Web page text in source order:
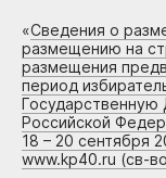
«Сведения о
размещению на
размещения
период
Российской
18 – 20 сентября
www.kp40.ru (св-